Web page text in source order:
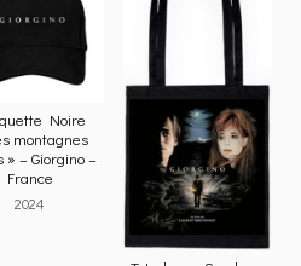
Noire
montagnes
» – Giorgino –
France
2024